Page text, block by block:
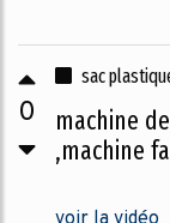
0
sac
machine
,machine